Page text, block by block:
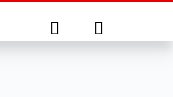
Suche Anmelden